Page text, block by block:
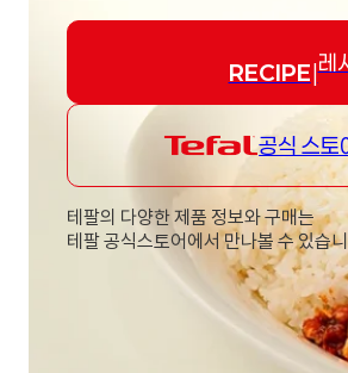
RECIPE |레
공식 스토
테팔의 다양한 제품 정보와 구매는
테팔 공식스토어에서 만나볼 수 있습